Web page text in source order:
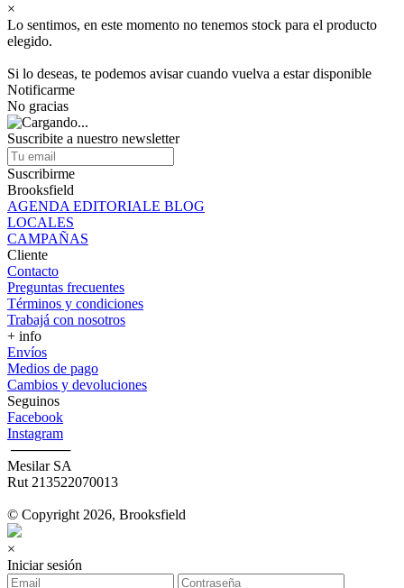
×
Lo sentimos, en este momento no tenemos stock para el producto
elegido.
Si lo deseas, te podemos avisar cuando vuelva a estar disponible
Notificarme
No gracias
Suscribite a nuestro newsletter
Suscribirme
Brooksfield
AGENDA EDITORIALE BLOG
LOCALES
CAMPAÑAS
Cliente
Contacto
Preguntas frecuentes
Términos y condiciones
Trabajá con nosotros
+ info
Envíos
Medios de pago
Cambios y devoluciones
Seguinos
Facebook
Instagram
‎ ──────
Mesilar SA
Rut 213522070013
© Copyright 2026, Brooksfield
×
Iniciar sesión